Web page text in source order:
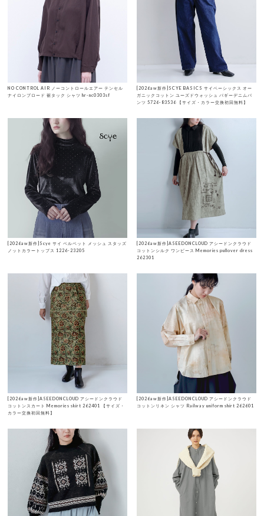
NO CONTROL AIR ノーコントロールエアー テンセル
ナイロンブロード 裾タック シャツ hr-nc0303sf
[2026aw新作]SCYE BASICS サイベーシックス オー
ガニックコットン ユーズドウォッシュ バギーデニムパ
ンツ 5726-83536 【サイズ・カラー交換初回無料】
[2026aw新作]Scye サイ ベルベット メッシュ スタッズ
ノットカラートップス 1226-23205
[2026aw新作]ASEEDONCLOUD アシードンクラウド
コットンシルク ワンピース Memories pullover dress
262301
[2026aw新作]ASEEDONCLOUD アシードンクラウド
コットンスカート Memories skirt 262401 【サイズ・
カラー交換初回無料】
[2026aw新作]ASEEDONCLOUD アシードンクラウド
コットンリネン シャツ Railway uniform shirt 262601